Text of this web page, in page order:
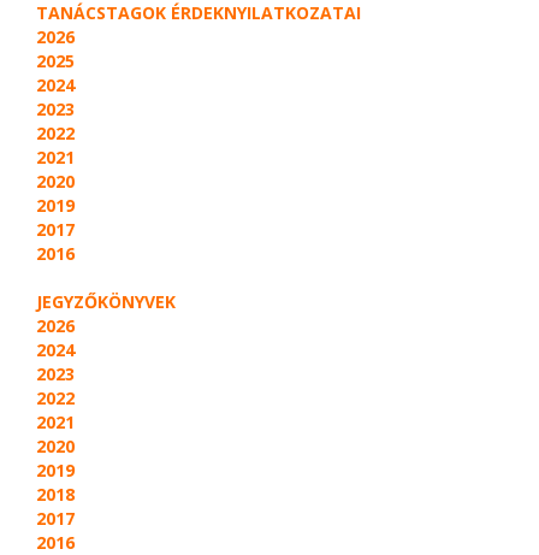
TANÁCSTAGOK ÉRDEKNYILATKOZATAI
2026
2025
2024
2023
2022
2021
2020
2019
2017
2016
JEGYZŐKÖNYVEK
2026
2024
2023
2022
2021
2020
2019
2018
2017
2016